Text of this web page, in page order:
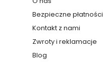
Bezpieczne płatności
Kontakt z nami
Zwroty i reklamacje
Blog